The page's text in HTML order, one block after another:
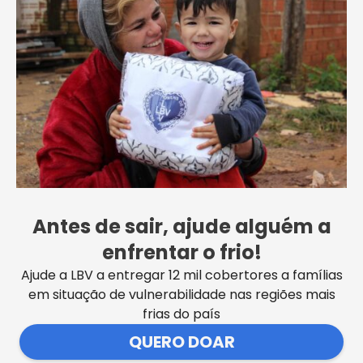
LBV lança campanha no Dia Global da
Reciclagem para arrecadar itens
eletrônicos e eletrodomésticos em
desuso
VER MAIS NOTÍCIAS
SEDE CENTRAL DA LBV | Rua Sérgio Tomás, 740 | Bom Retiro |
São Paulo/SP CEP: 01131-010 | CNPJ – 33.915.604/0001-17 |
Antes de sair, ajude alguém a
enfrentar o frio!
Ajude a LBV a entregar 12 mil cobertores a famílias
em situação de vulnerabilidade nas regiões mais
frias do país
QUERO DOAR